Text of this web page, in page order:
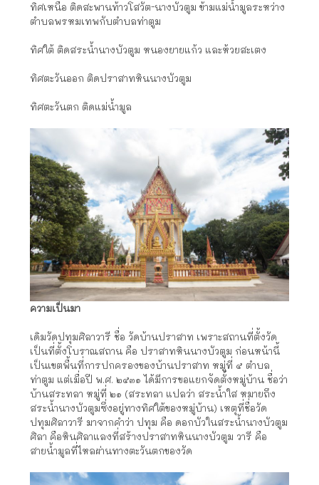
ทิศเหนือ ติดสะพานท้าวโสวัต-นางบัวตูม ข้ามแม่น้ำมูลระหว่าง
ตำบลพรหมเทพกับตำบลท่าตูม
ทิศใต้ ติดสระน้ำนางบัวตูม หนองยายแก้ว และห้วยสะเตง
ทิศตะวันออก ติดปราสาทหินนางบัวตูม
ทิศตะวันตก ติดแม่น้ำมูล
ความเป็นมา
เดิมวัดปทุมศิลาวารี ชื่อ วัดบ้านปราสาท เพราะสถานที่ตั้งวัด
เป็นที่ตั้งโบราณสถาน คือ ปราสาทหินนางบัวตูม ก่อนหน้านี้
เป็นเขตพื้นที่การปกครองของบ้านปราสาท หมู่ที่ ๕ ตำบล
ท่าตูม แต่เมื่อปี พ.ศ. ๒๕๓๑ ได้มีการขอแยกจัดตั้งหมู่บ้าน ชื่อว่า
บ้านสระทลา หมู่ที่ ๒๑ (สระทลา แปลว่า สระน้ำใส หมายถึง
สระน้ำนางบัวตูมซึ่งอยู่ทางทิศใต้ของหมู่บ้าน) เหตุที่ชื่อวัด
ปทุมศิลาวารี มาจากคำว่า ปทุม คือ ดอกบัวในสระน้ำนางบัวตูม
ศิลา คือหินศิลาแลงที่สร้างปราสาทหินนางบัวตูม วารี คือ
สายน้ำมูลที่ไหลผ่านทางตะวันตกของวัด